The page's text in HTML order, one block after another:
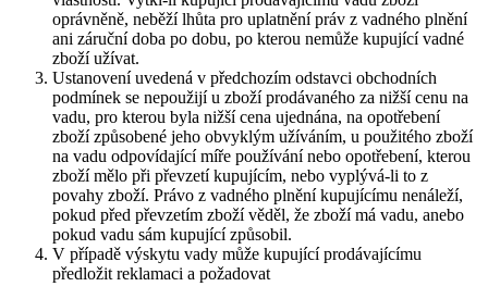
oprávněně, neběží lhůta pro uplatnění práv z vadného plnění
ani záruční doba po dobu, po kterou nemůže kupující vadné
zboží užívat.
Ustanovení uvedená v předchozím odstavci obchodních
podmínek se nepoužijí u zboží prodávaného za nižší cenu na
vadu, pro kterou byla nižší cena ujednána, na opotřebení
zboží způsobené jeho obvyklým užíváním, u použitého zboží
na vadu odpovídající míře používání nebo opotřebení, kterou
zboží mělo při převzetí kupujícím, nebo vyplývá-li to z
povahy zboží. Právo z vadného plnění kupujícímu nenáleží,
pokud před převzetím zboží věděl, že zboží má vadu, anebo
pokud vadu sám kupující způsobil.
V případě výskytu vady může kupující prodávajícímu
předložit reklamaci a požadovat